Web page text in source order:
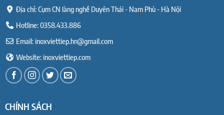
Địa chỉ: Cụm CN làng nghề Duyên Thái - Nam Phù - Hà Nội
Hotline:0358.433.886
Email: inoxviettiep.hn@gmail.com
Website: inoxviettiep.com
CHÍNH SÁCH